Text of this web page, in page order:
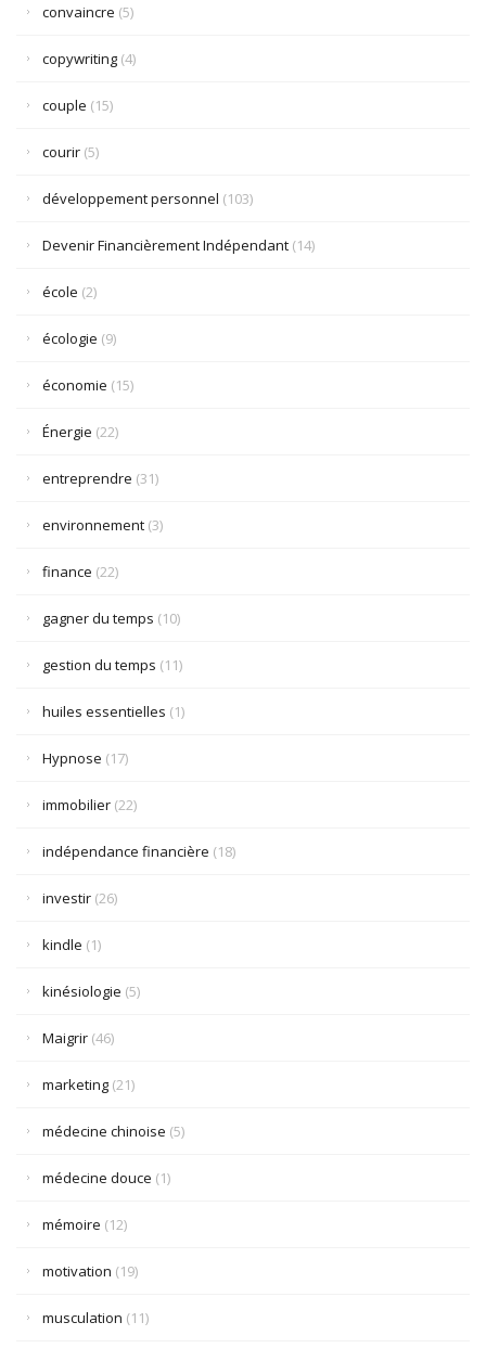
convaincre (5)
copywriting (4)
couple (15)
courir (5)
développement personnel (103)
Devenir Financièrement Indépendant (14)
école (2)
écologie (9)
économie (15)
Énergie (22)
entreprendre (31)
environnement (3)
finance (22)
gagner du temps (10)
gestion du temps (11)
huiles essentielles (1)
Hypnose (17)
immobilier (22)
indépendance financière (18)
investir (26)
kindle (1)
kinésiologie (5)
Maigrir (46)
marketing (21)
médecine chinoise (5)
médecine douce (1)
mémoire (12)
motivation (19)
musculation (11)